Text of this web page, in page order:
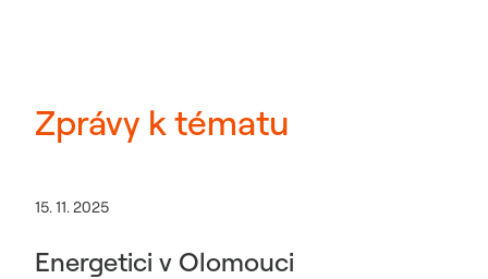
Zprávy k tématu
15. 11. 2025
Energetici v Olomouci